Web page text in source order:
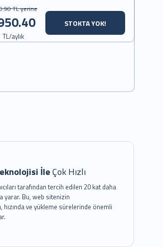
TL yerine
TL/aylık
STOKTA YOK!
İleÇok Hızlı
tarafından tercih edilen 20 kat daha
yarar. Bu, web sitenizin
hızında ve yükleme sürelerinde önemli